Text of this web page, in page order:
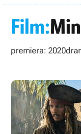
Film:
premiera: 2020